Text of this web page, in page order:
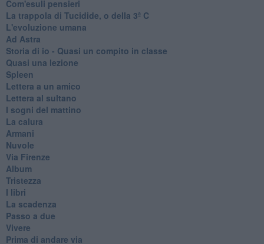
Com'esuli pensieri
La trappola di Tucidide, o della 3ª C
L'evoluzione umana
Ad Astra
Storia di io - Quasi un compito in classe
Quasi una lezione
Spleen
Lettera a un amico
Lettera al sultano
I sogni del mattino
La calura
Armani
Nuvole
Via Firenze
Album
Tristezza
I libri
La scadenza
Passo a due
Vivere
Prima di andare via